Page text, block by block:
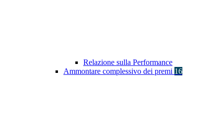
Relazione sulla Performance
Ammontare complessivo dei premi 16